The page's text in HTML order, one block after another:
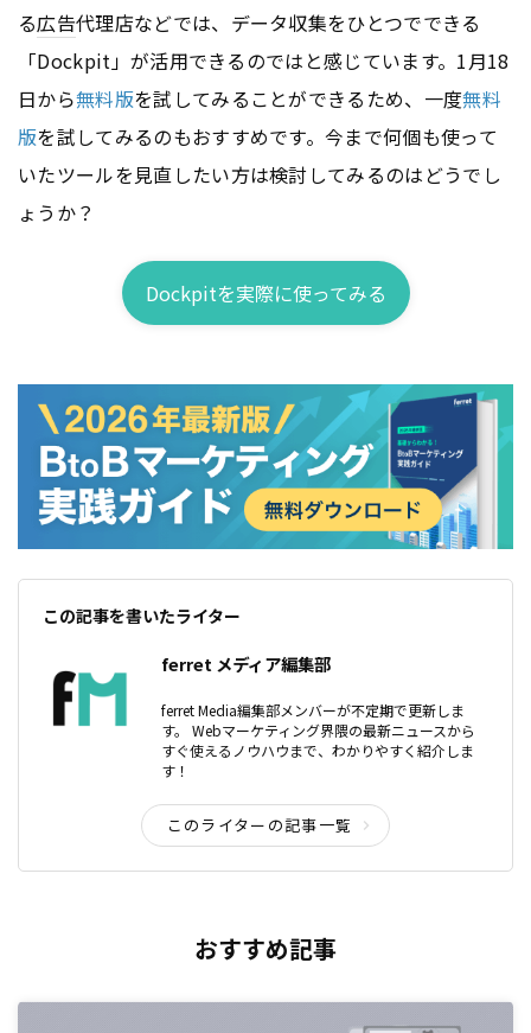
る広告代理店などでは、データ収集をひとつでできる
「Dockpit」が活用できるのではと感じています。1月18
日から無料版を試してみることができるため、一度無料
版を試してみるのもおすすめです。今まで何個も使って
いたツールを見直したい方は検討してみるのはどうでし
ょうか？
Dockpitを実際に使ってみる
この記事を書いたライター
ferret メディア編集部
ferret Media編集部メンバーが不定期で更新しま
す。 Webマーケティング界隈の最新ニュースから
すぐ使えるノウハウまで、わかりやすく紹介しま
す！
このライターの記事一覧
おすすめ記事